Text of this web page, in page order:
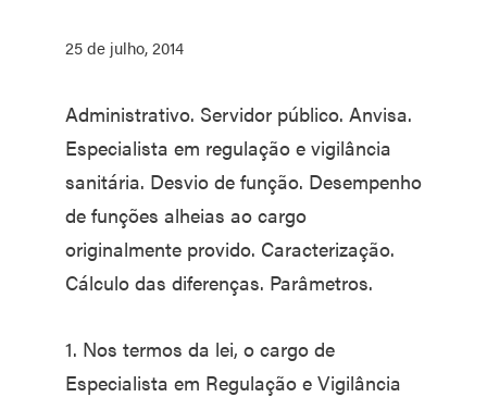
25 de julho, 2014
Administrativo. Servidor público. Anvisa.
Especialista em regulação e vigilância
sanitária. Desvio de função. Desempenho
de funções alheias ao cargo
originalmente provido. Caracterização.
Cálculo das diferenças. Parâmetros.
1. Nos termos da lei, o cargo de
Especialista em Regulação e Vigilância